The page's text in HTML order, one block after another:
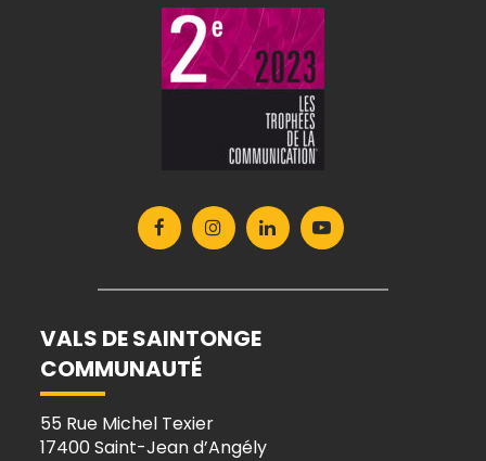
Lien
vers
Facebook
Lien
vers
Instagram
Lien
vers
Lien
vers
VALS DE SAINTONGE
COMMUNAUTÉ
55 Rue Michel Texier
17400 Saint-Jean d’Angély